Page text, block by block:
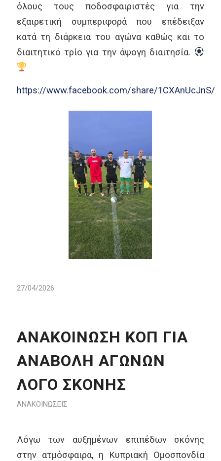
όλους τους ποδοσφαιριστές για την
εξαιρετική συμπεριφορά που επέδειξαν
κατά τη διάρκεια του αγώνα καθώς και το
διαιτητικό τρίο για την άψογη διαιτησία.
https://www.facebook.com/share/1CXAnUcJnS/
27/04/2026
ΑΝΑΚΟΙΝΩΣΗ ΚΟΠ ΓΙΑ
ΑΝΑΒΟΛΗ ΑΓΩΝΩΝ
ΛΟΓΟ ΣΚΟΝΗΣ
ΑΝΑΚΟΙΝΏΣΕΙΣ
Λόγω των αυξημένων επιπέδων σκόνης
στην ατμόσφαιρα, η Κυπριακή Ομοσπονδία